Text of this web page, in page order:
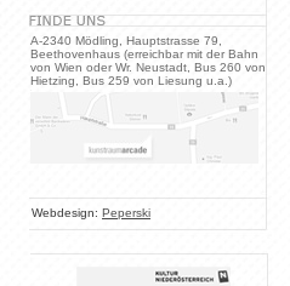
A-2340 Mödling, Hauptstrasse 79,
Beethovenhaus (erreichbar mit der Bahn
von Wien oder Wr. Neustadt, Bus 260 von
Hietzing, Bus 259 von Liesung u.a.)
Webdesign: Peperski